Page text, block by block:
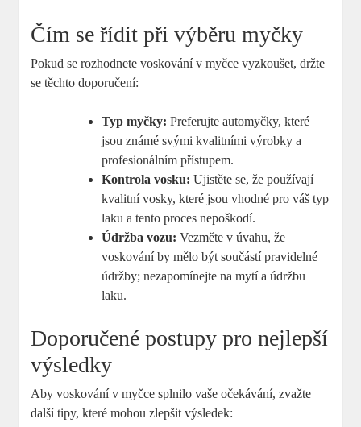
Čím se řídit při výběru myčky
Pokud se rozhodnete voskování v myčce vyzkoušet, držte
se těchto doporučení:
Typ myčky: Preferujte automyčky, které
jsou známé svými kvalitními výrobky a
profesionálním přístupem.
Kontrola vosku: Ujistěte se, že používají
kvalitní vosky, které jsou vhodné pro váš typ
laku a tento proces nepoškodí.
Údržba vozu: Vezměte v úvahu, že
voskování by mělo být součástí pravidelné
údržby; nezapomínejte na mytí a údržbu
laku.
Doporučené postupy pro nejlepší
výsledky
Aby voskování v myčce splnilo vaše očekávání, zvažte
další tipy, které mohou zlepšit výsledek: